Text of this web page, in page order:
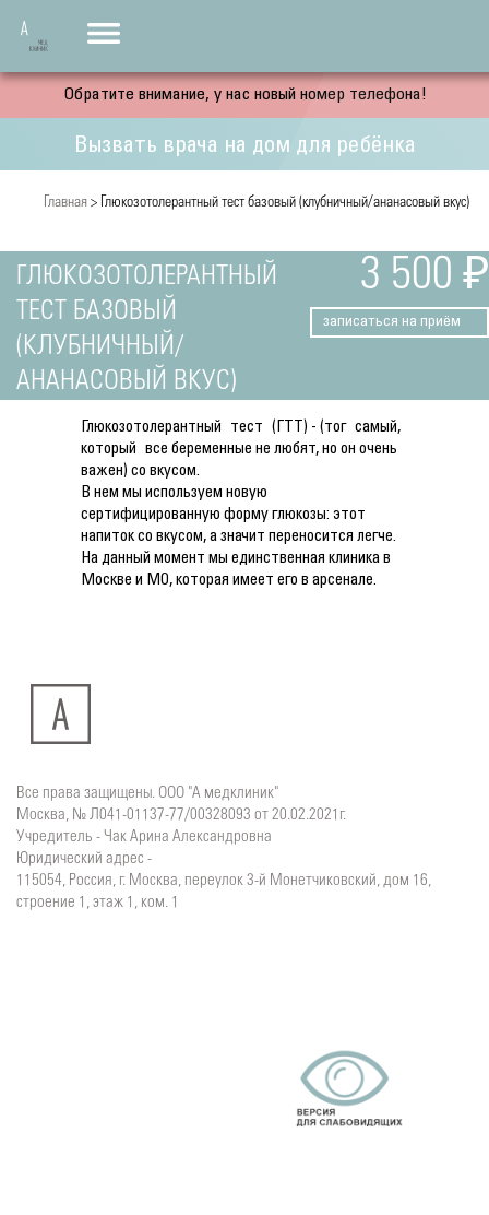
Обратите внимание, у нас новый номер телефона!
Вызвать врача на дом для ребёнка
Главная > Глюкозотолерантный тест базовый (клубничный/ананасовый вкус)
3 500 ₽
записаться на приём
ГЛЮКОЗОТОЛЕРАНТНЫЙ
ТЕСТ БАЗОВЫЙ
(КЛУБНИЧНЫЙ/
АНАНАСОВЫЙ ВКУС)
Глюкозотолерантный тест (ГТТ) - (тог самый,
который все беременные не любят, но он очень
важен) со вкусом.
В нем мы используем новую
сертифицированную форму глюкозы: этот
напиток со вкусом, а значит переносится легче.
На данный момент мы единственная клиника в
Москве и МО, которая имеет его в арсенале.
Все права защищены. ООО "А медклиник"
Москва, № Л041-01137-77/00328093 от 20.02.2021г.
Учредитель - Чак Арина Александровна
Юридический адрес -
115054, Россия, г. Москва, переулок 3-й Монетчиковский, дом 16,
строение 1, этаж 1, ком. 1